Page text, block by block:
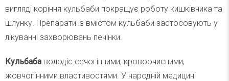
вигляді коріння кульбаби покращує роботу кишківника та
шлунку. Препарати із вмістом кульбаби застосовують у
лікуванні захворювань печінки.
Кульбаба володіє сечогінними, кровоочисними,
жовчогінними властивостями. У народній медицині